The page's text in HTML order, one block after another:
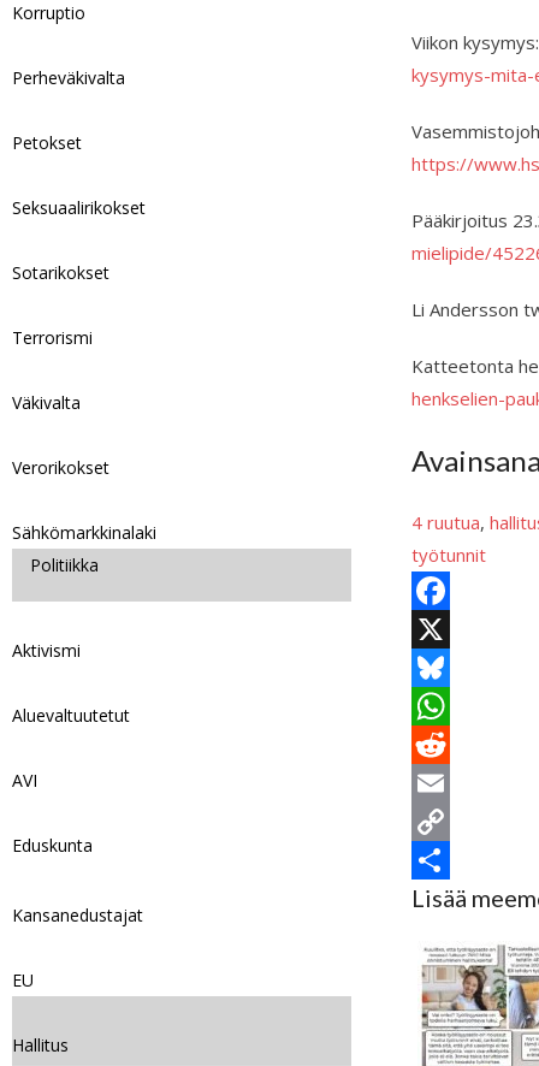
Viikon
kysymys-
https://
Pääkirjoitus
mielipide/
Li Andersson
Katteetonta
henkselien-
4 ruutua,
työtunnit
F
a
c
e
b
o
o
k
X
B
l
u
e
s
k
W
h
a
t
s
p
p
R
e
d
d
E
m
a
C
o
y
L
S
a
e
Lisää
Korruptio
Perheväkivalta
Petokset
Seksuaalirikokset
Sotarikokset
Terrorismi
Väkivalta
Verorikokset
Sähkömarkkinalaki
Politiikka
Aktivismi
Aluevaltuutetut
AVI
Eduskunta
Kansanedustajat
EU
Hallitus